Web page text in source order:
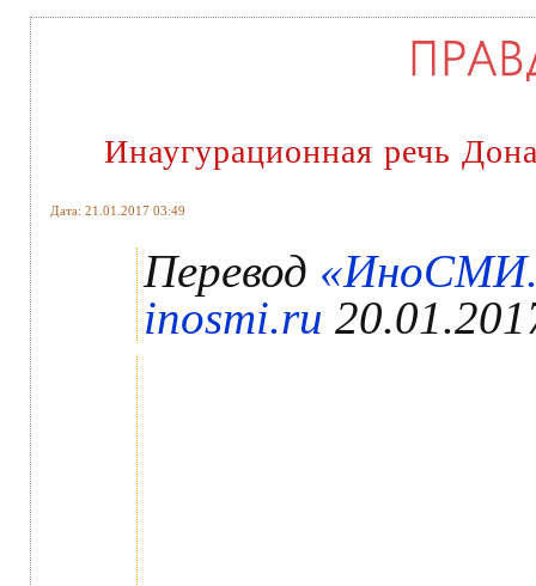
Инаугурационная речь
Дата: 21.01.2017 03:49
Перевод
inosmi.ru